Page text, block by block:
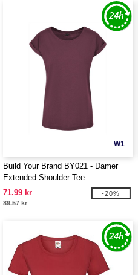
W1
Build Your Brand BY021 - Damer
Extended Shoulder Tee
71.99 kr
89.57 kr
-20%